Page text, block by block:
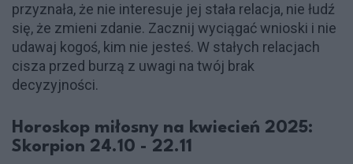
przyznała, że nie interesuje jej stała relacja, nie łudź
się, że zmieni zdanie. Zacznij wyciągać wnioski i nie
udawaj kogoś, kim nie jesteś. W stałych relacjach
cisza przed burzą z uwagi na twój brak
decyzyjności.
Horoskop miłosny na kwiecień 2025:
Skorpion 24.10 - 22.11